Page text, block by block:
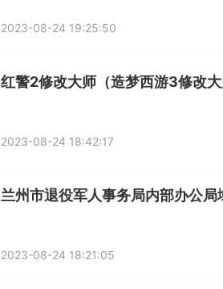
2023-08-24 19:25:50
2023-08-24 18:42:17
2023-08-24 18:21:05